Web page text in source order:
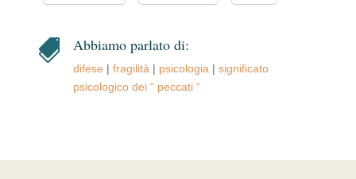
 Abbiamo parlato di:
difese | fragilità | psicologia | significato
psicologico dei “ peccati “